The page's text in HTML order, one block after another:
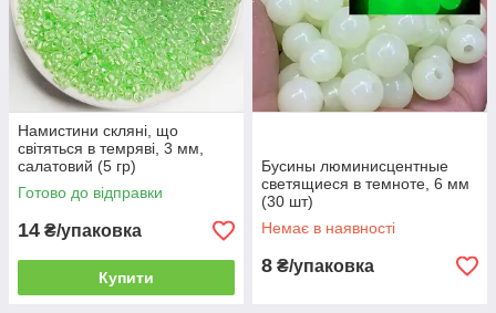
Намистини скляні, що
світяться в темряві, 3 мм,
салатовий (5 гр)
Готово до відправки
14 ₴/упаковка
Купити
Бусины люминисцентные
светящиеся в темноте, 6 мм
(30 шт)
Немає в наявності
8 ₴/упаковка